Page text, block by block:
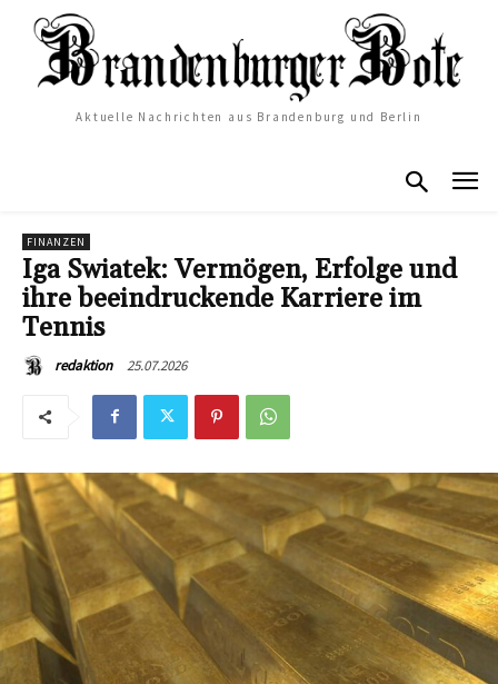
Aktuelle Nachrichten aus Brandenburg und Berlin
FINANZEN
Iga Swiatek: Vermögen, Erfolge und
ihre beeindruckende Karriere im
Tennis
redaktion 25.07.2026